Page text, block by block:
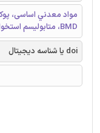
مواد معدني اساسی،
BMD، متابوليسم استخوان
doi یا شناسه دیجیتال